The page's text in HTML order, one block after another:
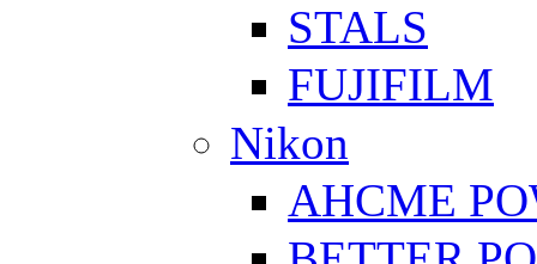
STALS
FUJIFILM
Nikon
AHCME